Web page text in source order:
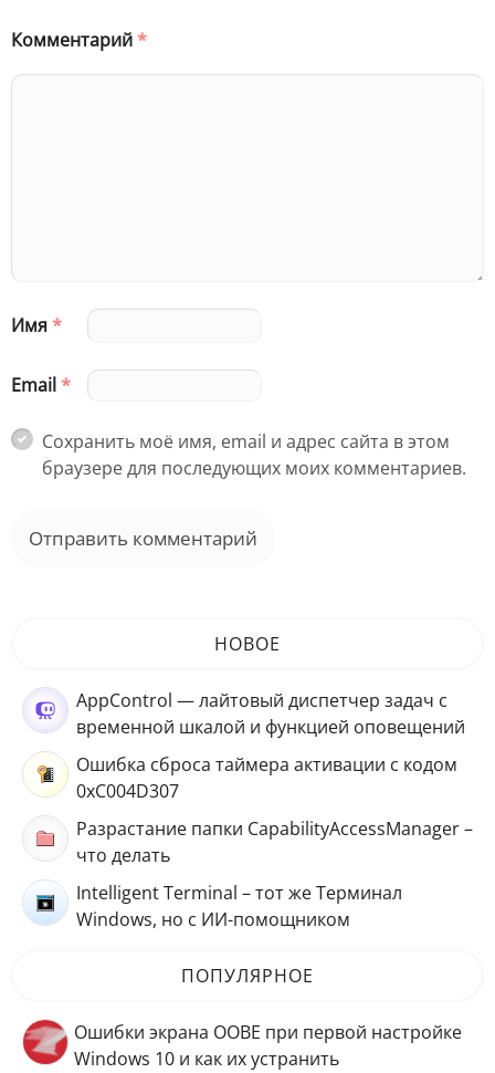
Комментарий*
Имя*
Email*
Сохранить моё имя, email и адрес сайта в этом
браузере для последующих моих комментариев.
НОВОЕ
AppControl — лайтовый диспетчер задач с
временной шкалой и функцией оповещений
Ошибка сброса таймера активации с кодом
0xC004D307
Разрастание папки CapabilityAccessManager –
что делать
Intelligent Terminal – тот же Терминал
Windows, но с ИИ-помощником
ПОПУЛЯРНОЕ
Ошибки экрана OOBE при первой настройке
Windows 10 и как их устранить